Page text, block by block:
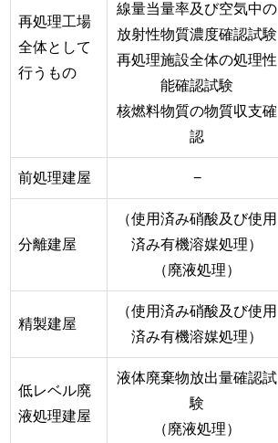
再処理工場
全体として
行うもの
線量当量率及び空気中の
放射性物質濃度確認試験
再処理施設全体の処理性
能確認試験
核燃料物質の物質収支確
認
前処理建屋 −
分離建屋
（使用済み硝酸及び使用
済み有機溶媒処理）
（廃液処理）
精製建屋
（使用済み硝酸及び使用
済み有機溶媒処理）
低レベル廃
液処理建屋
液体廃棄物放出量確認試
験
（廃液処理）